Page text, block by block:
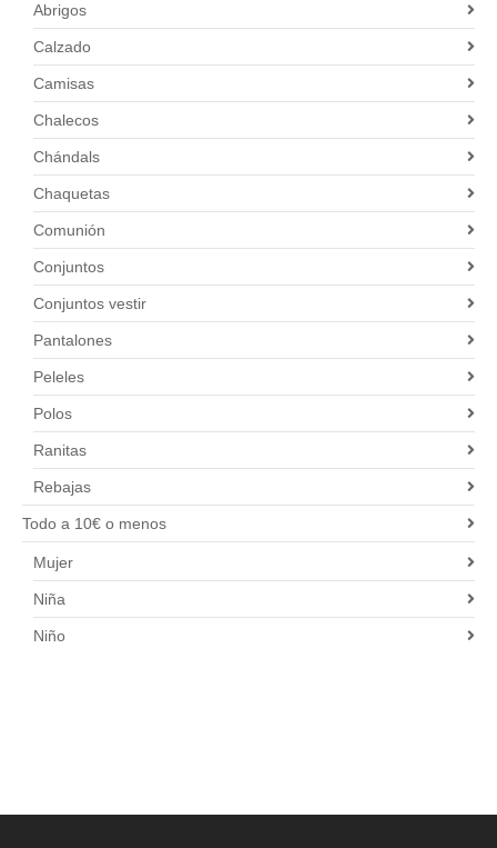
Abrigos
Calzado
Camisas
Chalecos
Chándals
Chaquetas
Comunión
Conjuntos
Conjuntos vestir
Pantalones
Peleles
Polos
Ranitas
Rebajas
Todo a 10€ o menos
Mujer
Niña
Niño